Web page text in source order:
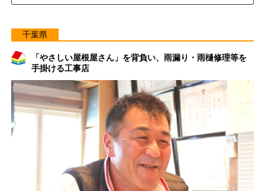
千葉県
「やさしい屋根屋さん」を背負い、雨漏り・雨樋修理等を
手掛ける工事店